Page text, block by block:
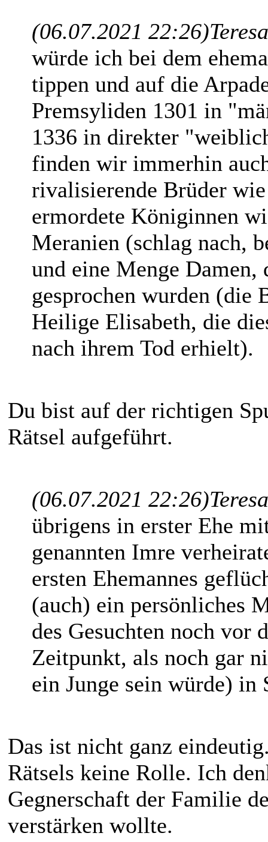
(06.07.2021 22:26)
würde ich bei dem
tippen und auf die
Premsyliden 1301 in
1336 in direkter
finden wir immerhin
rivalisierende Brüder
ermordete Königinnen
Meranien (schlag nach,
und eine Menge
gesprochen wurden (die
Heilige Elisabeth, die
nach ihrem Tod erhielt).
Du bist auf der richtigen
Rätsel aufgeführt.
(06.07.2021 22:26)
übrigens in erster Ehe
genannten Imre
ersten Ehemannes
(auch) ein persönliches
des Gesuchten noch vor
Zeitpunkt, als noch gar
ein Junge sein würde) in
Das ist nicht ganz
Rätsels keine Rolle. Ich
Gegnerschaft der Familie
verstärken wollte.